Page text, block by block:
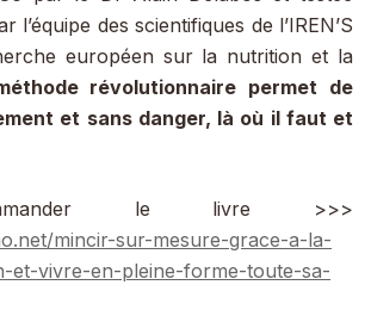
l’équipe des scientifiques de l’IREN’S
européen sur la nutrition et la
révolutionnaire permet de
et sans danger, là où il faut et
le livre >>>
mincir-sur-mesure-grace-a-la-
et-vivre-en-pleine-forme-toute-sa-